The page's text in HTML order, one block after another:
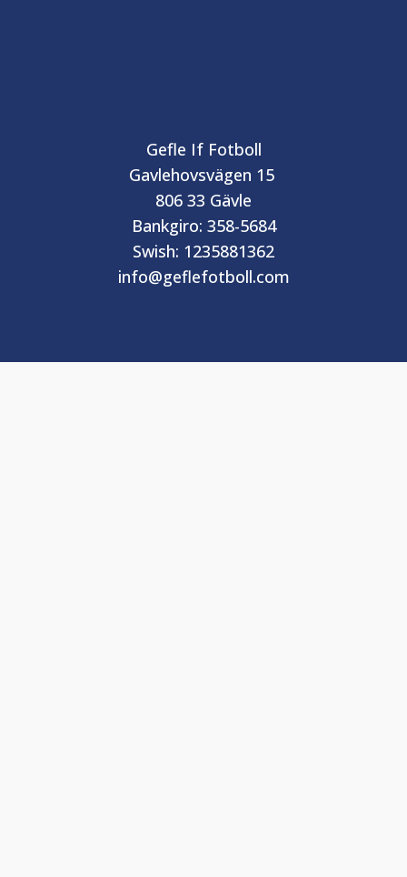
Gefle If Fotboll
Gavlehovsvägen 15
806 33 Gävle
Bankgiro: 358-5684
Swish: 1235881362
info@geflefotboll.com